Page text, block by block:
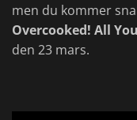
men du kommer
Overcooked! All
den 23 mars.